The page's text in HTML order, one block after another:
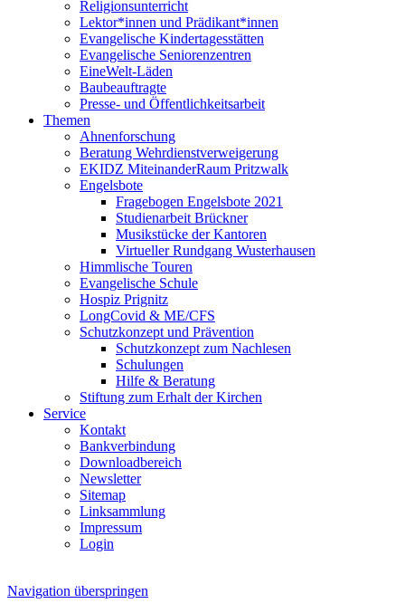
Religionsunterricht
Lektor*innen und Prädikant*innen
Evangelische Kindertagesstätten
Evangelische Seniorenzentren
EineWelt-Läden
Baubeauftragte
Presse- und Öffentlichkeitsarbeit
Themen
Ahnenforschung
Beratung Wehrdienstverweigerung
EKIDZ MiteinanderRaum Pritzwalk
Engelsbote
Fragebogen Engelsbote 2021
Studienarbeit Brückner
Musikstücke der Kantoren
Virtueller Rundgang Wusterhausen
Himmlische Touren
Evangelische Schule
Hospiz Prignitz
LongCovid & ME/CFS
Schutzkonzept und Prävention
Schutzkonzept zum Nachlesen
Schulungen
Hilfe & Beratung
Stiftung zum Erhalt der Kirchen
Service
Kontakt
Bankverbindung
Downloadbereich
Newsletter
Sitemap
Linksammlung
Impressum
Login
Navigation überspringen